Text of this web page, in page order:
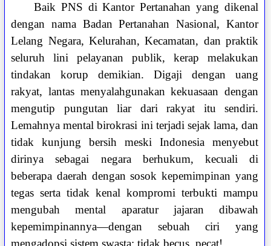
Baik PNS di Kantor Pertanahan yang dikenal
dengan nama Badan Pertanahan Nasional, Kantor
Lelang Negara, Kelurahan, Kecamatan, dan praktik
seluruh lini pelayanan publik, kerap melakukan
tindakan korup demikian. Digaji dengan uang
rakyat, lantas menyalahgunakan kekuasaan dengan
mengutip pungutan liar dari rakyat itu sendiri.
Lemahnya mental birokrasi ini terjadi sejak lama, dan
tidak kunjung bersih meski Indonesia menyebut
dirinya sebagai negara berhukum, kecuali di
beberapa daerah dengan sosok kepemimpinan yang
tegas serta tidak kenal kompromi terbukti mampu
mengubah mental aparatur jajaran dibawah
kepemimpinannya—dengan sebuah ciri yang
mengadopsi sistem swasta: tidak becus, pecat!